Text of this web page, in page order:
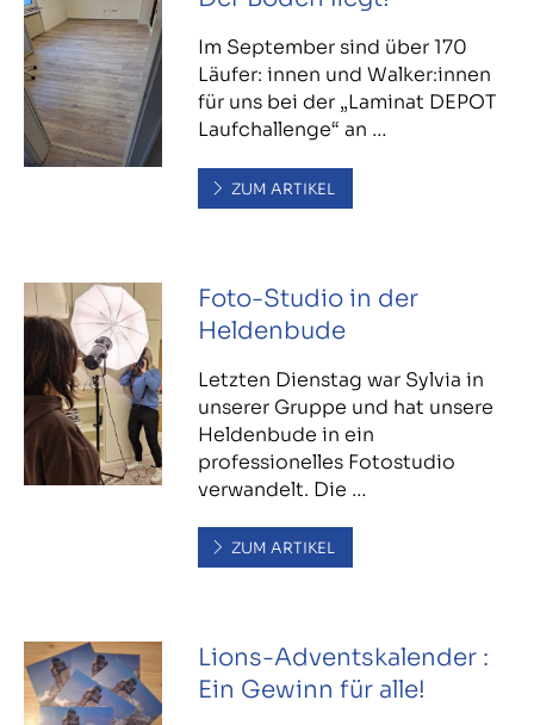
Im September sind über 170
Läufer: innen und Walker:innen
für uns bei der „Laminat DEPOT
Laufchallenge“ an …
ZUM ARTIKEL
Foto-Studio in der
Heldenbude
Letzten Dienstag war Sylvia in
unserer Gruppe und hat unsere
Heldenbude in ein
professionelles Fotostudio
verwandelt. Die …
ZUM ARTIKEL
Lions-Adventskalender :
Ein Gewinn für alle!